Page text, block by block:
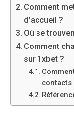
Comment
d’accueil ?
Où se
Comment
sur 1xbet ?
contacts